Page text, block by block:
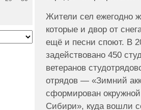
Жители сел ежегодно
которые и двор от
ещё и песни споют. В
задействовано 450
ветеранов
отрядов — «Зимний
сформирован
Сибири», куда вошли